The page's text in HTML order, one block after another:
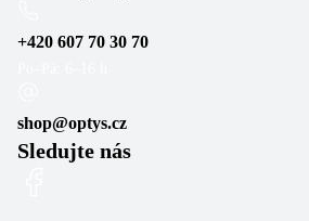
+420 607 70 30 70
shop@optys.cz
Sledujte nás